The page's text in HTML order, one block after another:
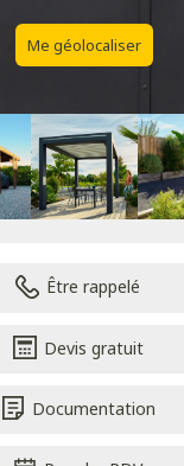
Me géolocaliser
Être rappelé
Devis gratuit
Documentation